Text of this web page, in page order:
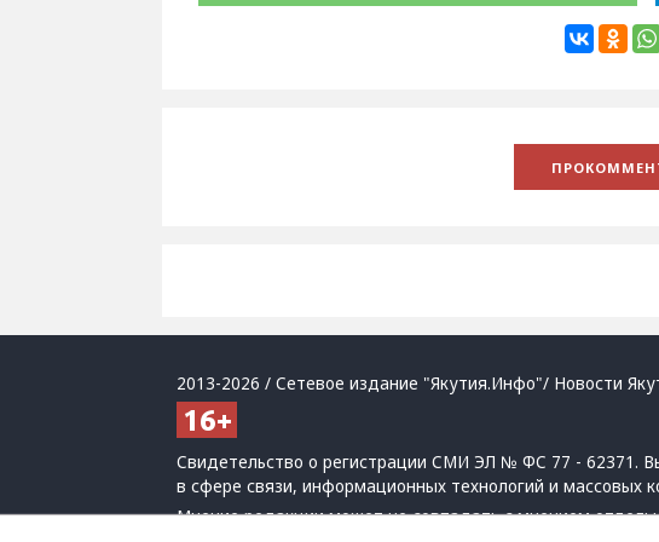
2013-2026 / Сетевое издание "Якутия.Инфо"/ Новости
Свидетельство о регистрации СМИ ЭЛ № ФС 77 - 62371.
в сфере связи, информационных технологий и массовых
Мнение редакции может не совпадать с мнением